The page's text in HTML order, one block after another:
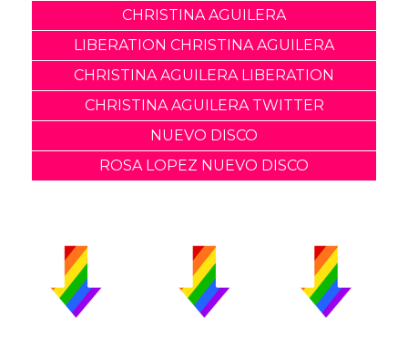
CHRISTINA AGUILERA
LIBERATION CHRISTINA AGUILERA
CHRISTINA AGUILERA LIBERATION
CHRISTINA AGUILERA TWITTER
NUEVO DISCO
ROSA LOPEZ NUEVO DISCO